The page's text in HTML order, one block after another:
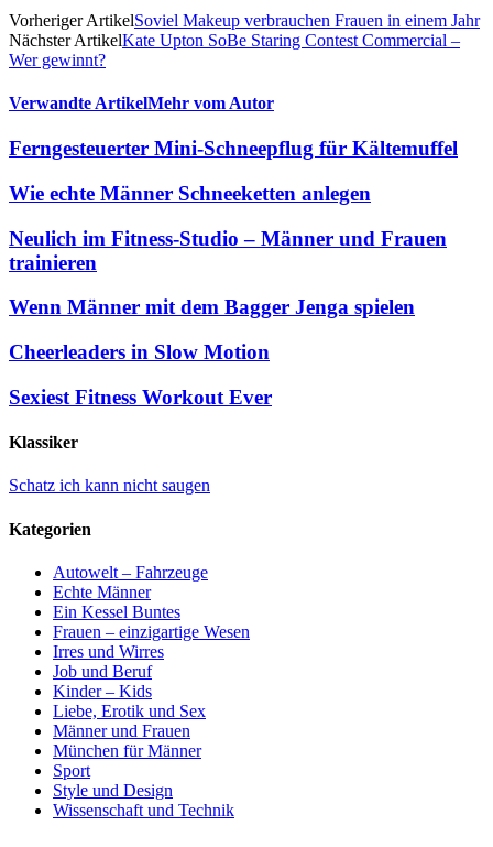
Vorheriger ArtikelSoviel Makeup verbrauchen Frauen in einem Jahr
Nächster ArtikelKate Upton SoBe Staring Contest Commercial –
Wer gewinnt?
Verwandte ArtikelMehr vom Autor
Ferngesteuerter Mini-Schneepflug für Kältemuffel
Wie echte Männer Schneeketten anlegen
Neulich im Fitness-Studio – Männer und Frauen
trainieren
Wenn Männer mit dem Bagger Jenga spielen
Cheerleaders in Slow Motion
Sexiest Fitness Workout Ever
Klassiker
Schatz ich kann nicht saugen
Kategorien
Autowelt – Fahrzeuge
Echte Männer
Ein Kessel Buntes
Frauen – einzigartige Wesen
Irres und Wirres
Job und Beruf
Kinder – Kids
Liebe, Erotik und Sex
Männer und Frauen
München für Männer
Sport
Style und Design
Wissenschaft und Technik